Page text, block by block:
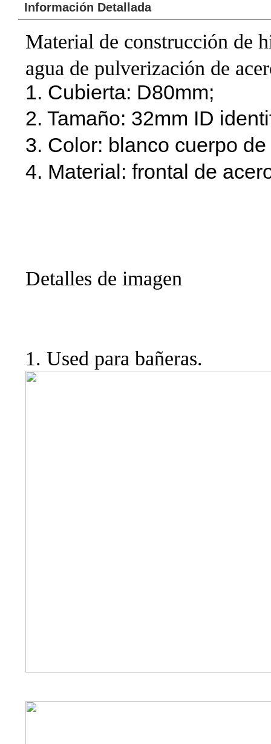
Información Detallada
Material de construcción de
agua de pulverización de
1. Cubierta: D80mm;
2. Tamaño: 32mm ID
3. Color: blanco cuerpo
4. Material: frontal de
Detalles de imagen
1. Used para bañeras.